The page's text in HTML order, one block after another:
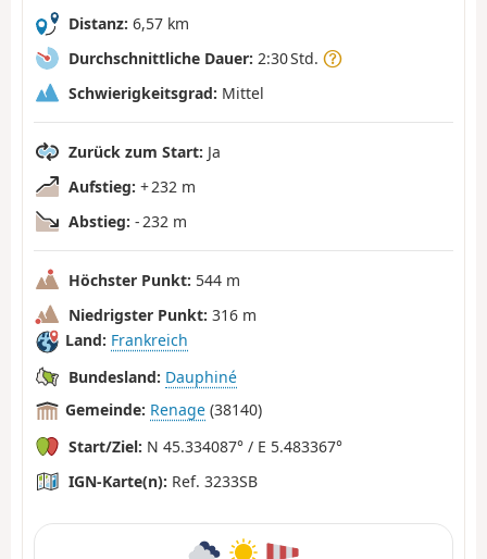
Distanz: 6,57 km
Durchschnittliche Dauer: 2:30 Std.
Schwierigkeitsgrad: Mittel
Zurück zum Start: Ja
Aufstieg: + 232 m
Abstieg: - 232 m
Höchster Punkt: 544 m
Niedrigster Punkt: 316 m
Land: Frankreich
Bundesland: Dauphiné
Gemeinde: Renage (38140)
Start/Ziel: N 45.334087° / E 5.483367°
IGN-Karte(n): Ref. 3233SB